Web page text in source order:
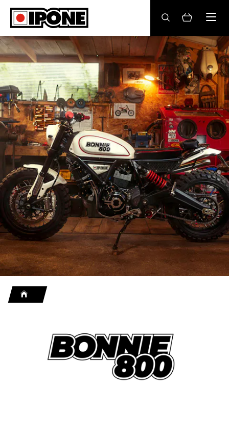
Ipone
ACEITES MOTOR
CONSERVACIÓN
MANTENIMIENTO
LIFESTYLE
LA MARCA
Revendedores
Mi cuenta
ES DE EN BE